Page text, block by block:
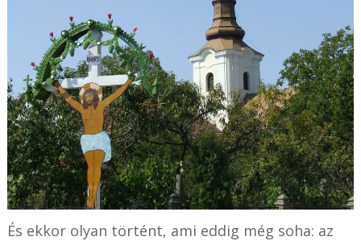
És ekkor olyan történt, ami eddig még soha: az